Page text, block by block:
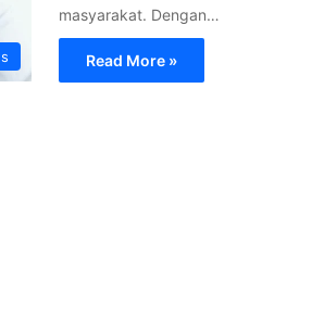
masyarakat. Dengan…
Read More »